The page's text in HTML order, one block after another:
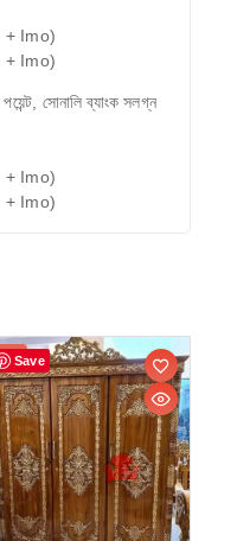
+ Imo)
+ Imo)
সোনালি ব্যাংক সলগ্ন
+ Imo)
+ Imo)
Save